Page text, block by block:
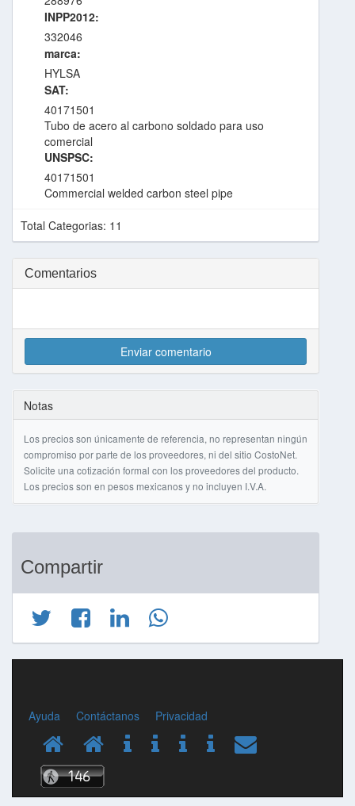
INPP2012:
332046
marca:
HYLSA
SAT:
40171501
Tubo de acero al carbono soldado para uso
comercial
UNSPSC:
40171501
Commercial welded carbon steel pipe
Total Categorias: 11
Comentarios
Enviar comentario
Notas
Los precios son únicamente de referencia, no representan ningún
compromiso por parte de los proveedores, ni del sitio CostoNet.
Solicite una cotización formal con los proveedores del producto.
Los precios son en pesos mexicanos y no incluyen I.V.A.
Compartir
Ayuda Contáctanos Privacidad